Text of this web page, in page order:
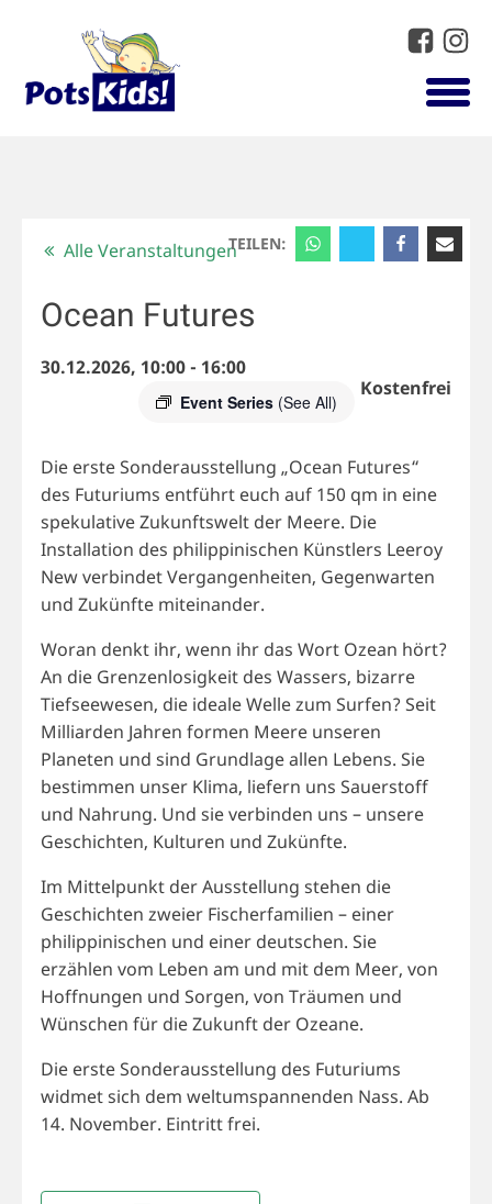
TEILEN:
Alle Veranstaltungen
Ocean Futures
30.12.2026, 10:00- 16:00
Event Series (See All)
Kostenfrei
Die erste Sonderausstellung „Ocean Futures“
des Futuriums entführt euch auf 150 qm in eine
spekulative Zukunftswelt der Meere. Die
Installation des philippinischen Künstlers Leeroy
New verbindet Vergangenheiten, Gegenwarten
und Zukünfte miteinander.
Woran denkt ihr, wenn ihr das Wort Ozean hört?
An die Grenzenlosigkeit des Wassers, bizarre
Tiefseewesen, die ideale Welle zum Surfen? Seit
Milliarden Jahren formen Meere unseren
Planeten und sind Grundlage allen Lebens. Sie
bestimmen unser Klima, liefern uns Sauerstoff
und Nahrung. Und sie verbinden uns – unsere
Geschichten, Kulturen und Zukünfte.
Im Mittelpunkt der Ausstellung stehen die
Geschichten zweier Fischerfamilien – einer
philippinischen und einer deutschen. Sie
erzählen vom Leben am und mit dem Meer, von
Hoffnungen und Sorgen, von Träumen und
Wünschen für die Zukunft der Ozeane.
Die erste Sonderausstellung des Futuriums
widmet sich dem weltumspannenden Nass. Ab
14. November. Eintritt frei.